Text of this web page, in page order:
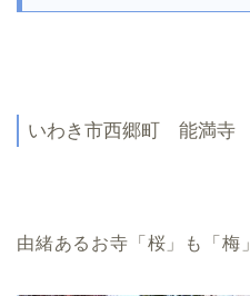
いわき市西郷町 能満寺
由緒あるお寺「桜」も「梅